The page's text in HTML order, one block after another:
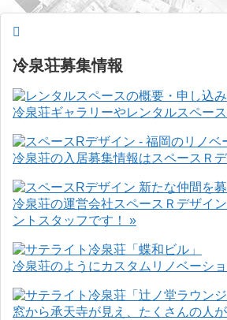
冷泉荘募集情報
冷泉荘ギャラリーやレンタルスペー
冷泉荘の入居募集情報はスペースＲ
冷泉荘の運営会社スペースＲデザイ
ントスタッフです！ »
冷泉荘のようにカスタムリノベーシ
窓から承天寺が見え、たくさんの人